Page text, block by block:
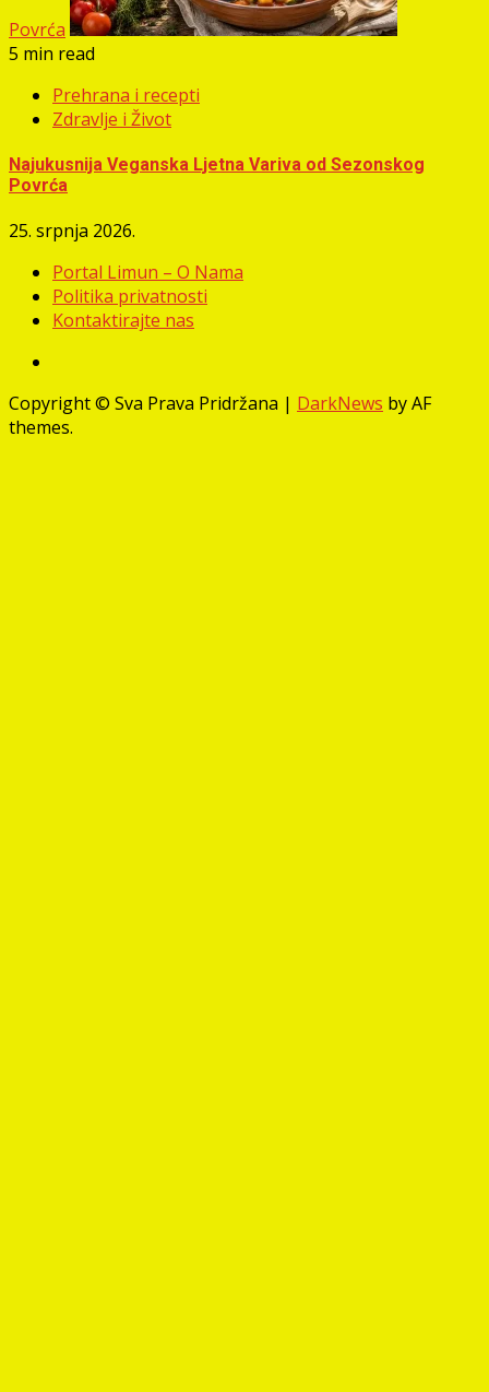
Povrća
5 min read
Prehrana i recepti
Zdravlje i Život
Najukusnija Veganska Ljetna Variva od Sezonskog
Povrća
25. srpnja 2026.
Portal Limun – O Nama
Politika privatnosti
Kontaktirajte nas
Copyright © Sva Prava Pridržana | DarkNews by AF
themes.